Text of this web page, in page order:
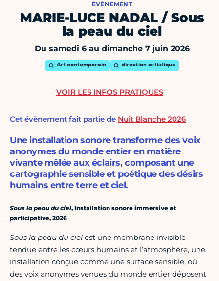
ÉVÈNEMENT
MARIE-LUCE NADAL / Sous
la peau du ciel
Du samedi 6 au dimanche 7 juin 2026
Art contemporain direction artistique
Cet évènement fait partie de Nuit Blanche 2026
Une installation sonore transforme des voix
anonymes du monde entier en matière
vivante mêlée aux éclairs, composant une
cartographie sensible et poétique des désirs
humains entre terre et ciel.
Sous la peau du ciel, Installation sonore immersive et
participative, 2026
Sous la peau du ciel est une membrane invisible
tendue entre les cœurs humains et l’atmosphère, une
installation conçue comme une surface sensible, où
des voix anonymes venues du monde entier déposent
VOIR LES INFOS PRATIQUES